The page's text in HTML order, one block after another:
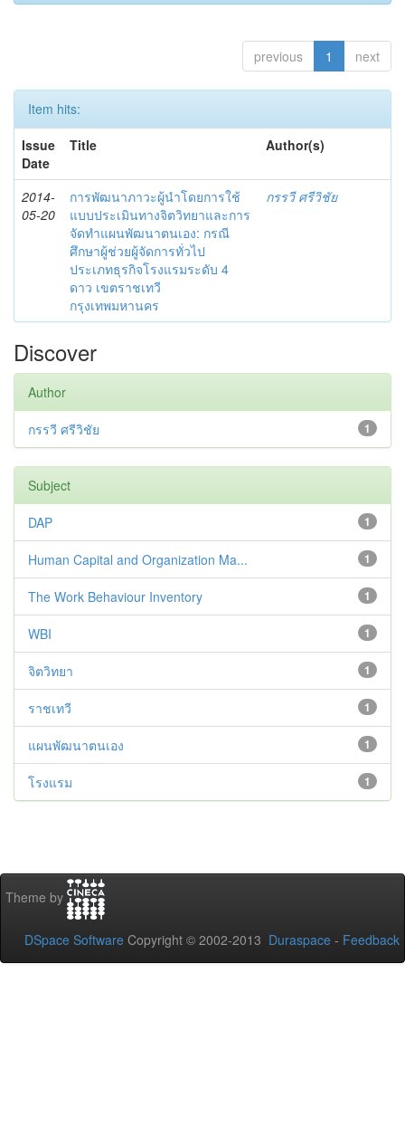
previous 1 next
Item hits:
Issue
Date
Title Author(s)
2014-
05-20
การพัฒนาภาวะผู้นำโดยการใช้
แบบประเมินทางจิตวิทยาและการ
จัดทำแผนพัฒนาตนเอง: กรณี
ศึกษาผู้ช่วยผู้จัดการทั่วไป
ประเภทธุรกิจโรงแรมระดับ 4
ดาว เขตราชเทวี
กรุงเทพมหานคร
กรรวี ศรีวิชัย
Discover
Author
1
กรรวี ศรีวิชัย
Subject
1
DAP
1
Human Capital and Organization Ma...
1
The Work Behaviour Inventory
1
WBI
1
จิตวิทยา
1
ราชเทวี
1
แผนพัฒนาตนเอง
1
โรงแรม
Theme by
DSpace Software Copyright © 2002-2013 Duraspace - Feedback